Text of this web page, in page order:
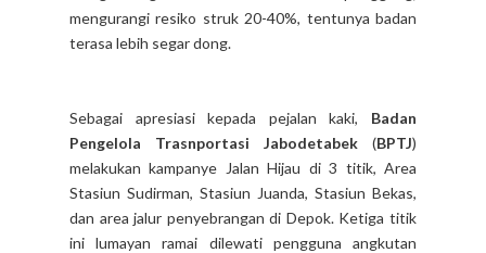
mengurangi resiko struk 20-40%, tentunya badan
terasa lebih segar dong.
Sebagai apresiasi kepada pejalan kaki, Badan
Pengelola Trasnportasi Jabodetabek (BPTJ)
melakukan kampanye Jalan Hijau di 3 titik, Area
Stasiun Sudirman, Stasiun Juanda, Stasiun Bekas,
dan area jalur penyebrangan di Depok. Ketiga titik
ini lumayan ramai dilewati pengguna angkutan